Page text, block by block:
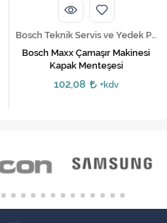
Bosch Teknik Servis ve Yedek Parça Hizmetleri
Bosch Maxx Çamaşır Makinesi
Kapak Menteşesi
102,08 +kdv